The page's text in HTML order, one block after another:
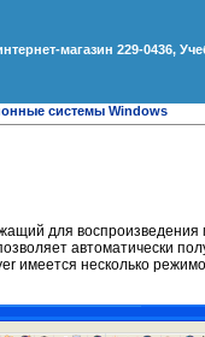
магазин 229-0436,
системы Windows
для воспроизведения
автоматически
имеется несколько